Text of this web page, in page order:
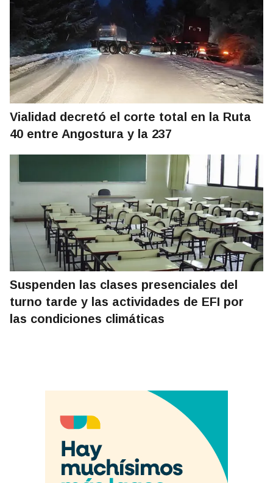
Vialidad decretó el corte total en la Ruta
40 entre Angostura y la 237
Suspenden las clases presenciales del
turno tarde y las actividades de EFI por
las condiciones climáticas